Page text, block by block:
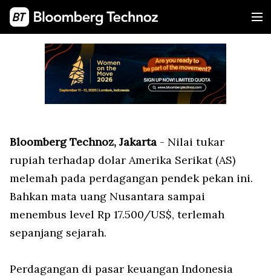
Bloomberg Technoz, Jakarta - Nilai tukar
rupiah terhadap dolar Amerika Serikat (AS)
melemah pada perdagangan pendek pekan ini.
Bahkan mata uang Nusantara sampai
menembus level Rp 17.500/US$, terlemah
sepanjang sejarah.
Perdagangan di pasar keuangan Indonesia